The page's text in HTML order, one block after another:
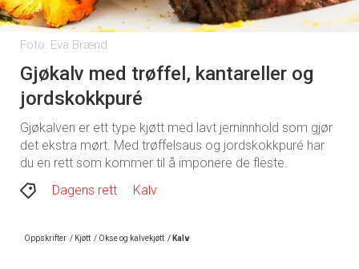
Foto: Eva Brænd
Gjøkalv med trøffel, kantareller og
jordskokkpuré
Gjøkalven er ett type kjøtt med lavt jerninnhold som gjør
det ekstra mørt. Med trøffelsaus og jordskokkpuré har
du en rett som kommer til å imponere de fleste.
Dagens rett
Kalv
Oppskrifter / Kjøtt / Okse og kalvekjøtt / Kalv